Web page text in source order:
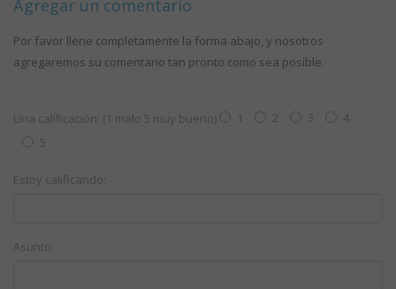
Agregar un comentario
Por favor llene completamente la forma abajo, y nosotros
agregaremos su comentario tan pronto como sea posible.
Una calificación: (1 malo 5 muy bueno) 1 2 3
4
5
Estoy calificando:
Asunto: